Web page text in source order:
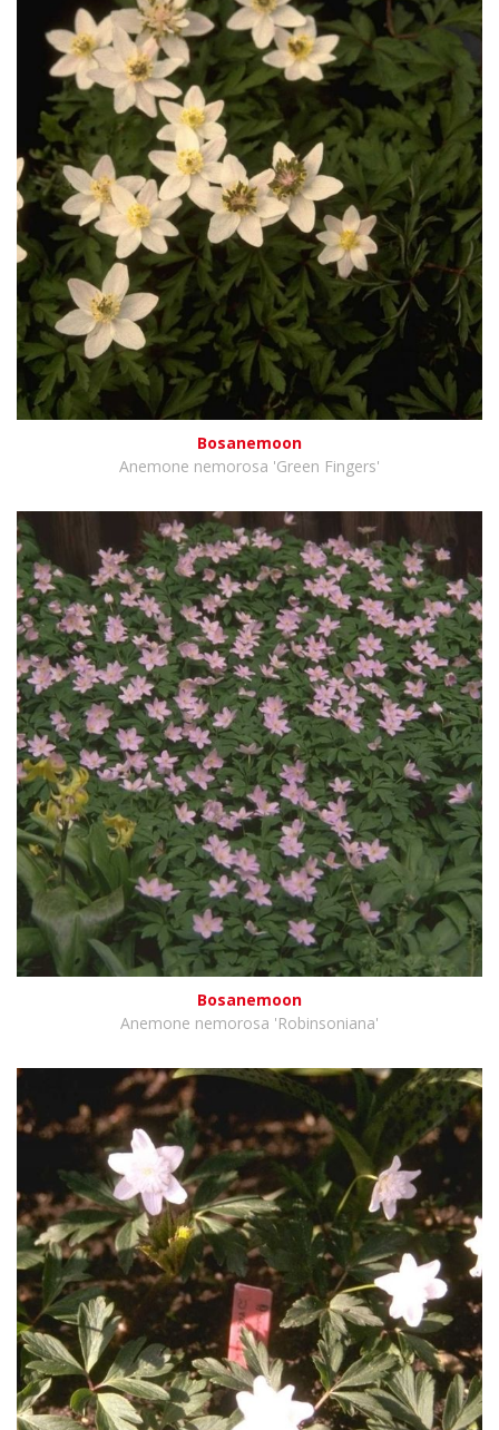
Bosanemoon
Anemone nemorosa 'Green Fingers'
Bosanemoon
Anemone nemorosa 'Robinsoniana'